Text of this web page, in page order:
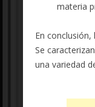
materia
En
Se
una variedad